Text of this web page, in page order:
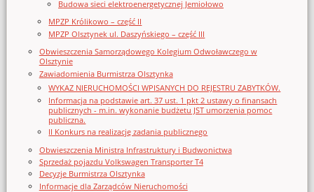
Budowa sieci elektroenergetycznej Jemiołowo
MPZP Królikowo – część II
MPZP Olsztynek ul. Daszyńskiego – część III
Obwieszczenia Samorządowego Kolegium Odwoławczego w
Olsztynie
Zawiadomienia Burmistrza Olsztynka
WYKAZ NIERUCHOMOŚCI WPISANYCH DO REJESTRU ZABYTKÓW.
Informacja na podstawie art. 37 ust. 1 pkt 2 ustawy o finansach
publicznych - m.in. wykonanie budżetu JST umorzenia pomoc
publiczna.
II Konkurs na realizację zadania publicznego
Obwieszczenia Ministra Infrastruktury i Budwonictwa
Sprzedaż pojazdu Volkswagen Transporter T4
Decyzje Burmistrza Olsztynka
Informacje dla Zarządców Nieruchomości